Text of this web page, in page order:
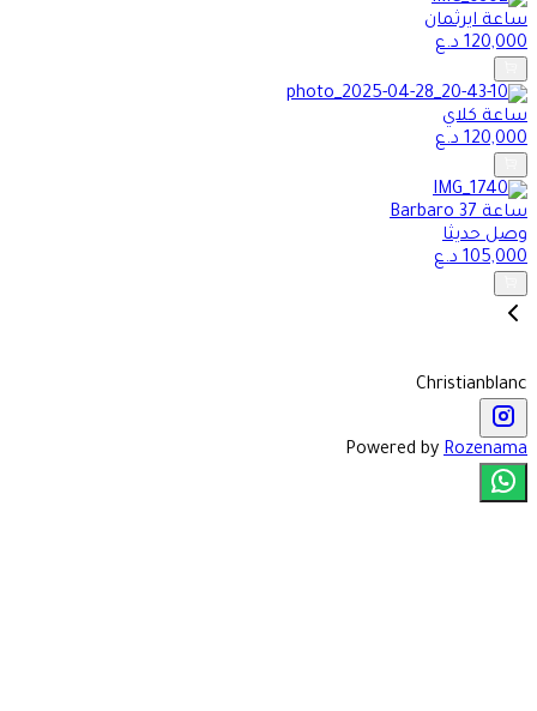
ساعة ايرثمان
120,000د.ع
ساعة كلاي
120,000د.ع
ساعة Barbaro 37
وصل حديثا
105,000د.ع
Christianblanc
Powered by Rozenama